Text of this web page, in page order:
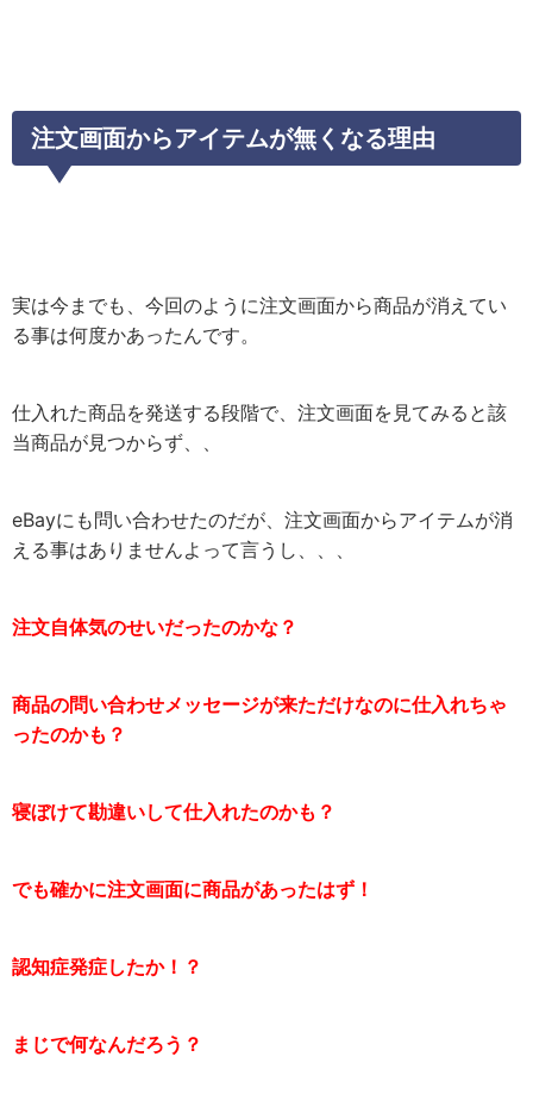
注文画面からアイテムが無くなる理由
実は今までも、今回のように注文画面から商品が消えてい
る事は何度かあったんです。
仕入れた商品を発送する段階で、注文画面を見てみると該
当商品が見つからず、、
eBayにも問い合わせたのだが、注文画面からアイテムが消
える事はありませんよって言うし、、、
注文自体気のせいだったのかな？
商品の問い合わせメッセージが来ただけなのに仕入れちゃ
ったのかも？
寝ぼけて勘違いして仕入れたのかも？
でも確かに注文画面に商品があったはず！
認知症発症したか！？
まじで何なんだろう？